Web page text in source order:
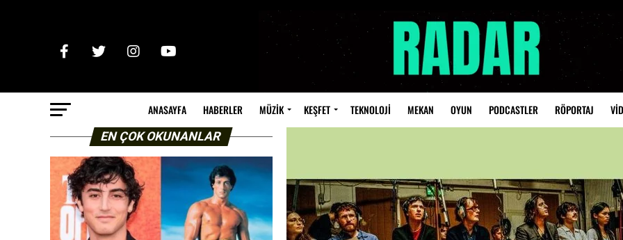
ANASAYFA HABERLER MÜZİK KEŞFET TEKNOLOJİ MEKAN OYUN PODCASTLER RÖPORTAJ
EN ÇOK OKUNANLAR